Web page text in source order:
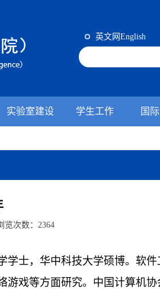
英文网English
实验室建设 学生工作 国
次数： 2364
士，华中科技大学硕博。软件
游戏等方面研究。中国计算机协